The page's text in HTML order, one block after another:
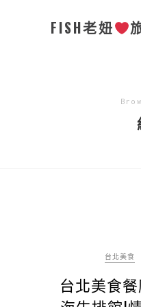
FISH老妞
台北美食
台北美食